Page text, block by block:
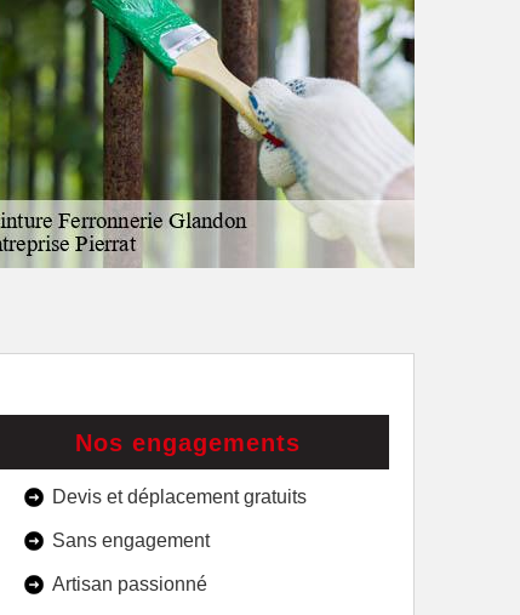
Nos engagements
Devis et déplacement gratuits
Sans engagement
Artisan passionné